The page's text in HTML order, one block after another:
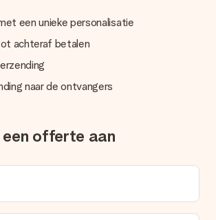
toch niet helemaal naar mijn zin is?
vervelend als je cadeau niet naar wens is
helpen je graag bij het vinden van een
bevestiging van de verzending en je kunt
in jouw MySurprise. Je kunt dus
een unieke personalisatie
achteraf betalen
naar de ontvangers
offerte aan